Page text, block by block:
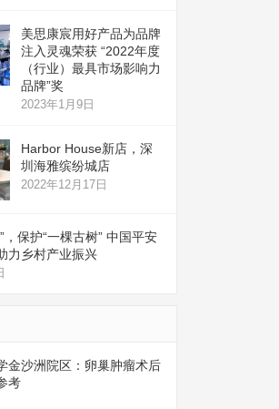
美思康宸用好产品为品牌
注入灵魂荣获 “2022年度
（行业）最具市场影响力
品牌”奖
2023年1月9日
Harbor House新店，深
圳海雅缤纷城店
2022年12月17日
，保护“一棵古树” 中国平安
力乡村产业振兴
金沙洲院区：卵巢肿瘤术后
考